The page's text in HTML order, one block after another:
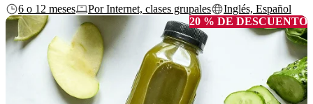
6 o 12 meses
Por Internet, clases grupales
Inglés, Español
20 % DE DESCUENTO